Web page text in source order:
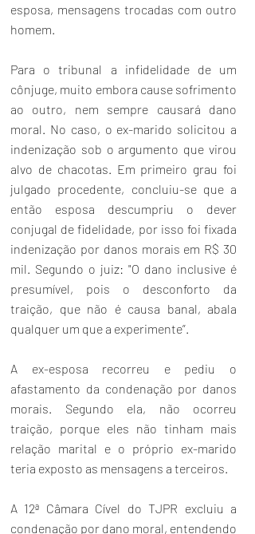
esposa, mensagens trocadas com outro
homem.
Para o tribunal a infidelidade de um
cônjuge, muito embora cause sofrimento
ao outro, nem sempre causará dano
moral. No caso, o ex-marido solicitou a
indenização sob o argumento que virou
alvo de chacotas. Em primeiro grau foi
julgado procedente, concluiu-se que a
então esposa descumpriu o dever
conjugal de fidelidade, por isso foi fixada
indenização por danos morais em R$ 30
mil. Segundo o juiz: "O dano inclusive é
presumível, pois o desconforto da
traição, que não é causa banal, abala
qualquer um que a experimente”.
A ex-esposa recorreu e pediu o
afastamento da condenação por danos
morais. Segundo ela, não ocorreu
traição, porque eles não tinham mais
relação marital e o próprio ex-marido
teria exposto as mensagens a terceiros.
A 12ª Câmara Cível do TJPR excluiu a
condenação por dano moral, entendendo